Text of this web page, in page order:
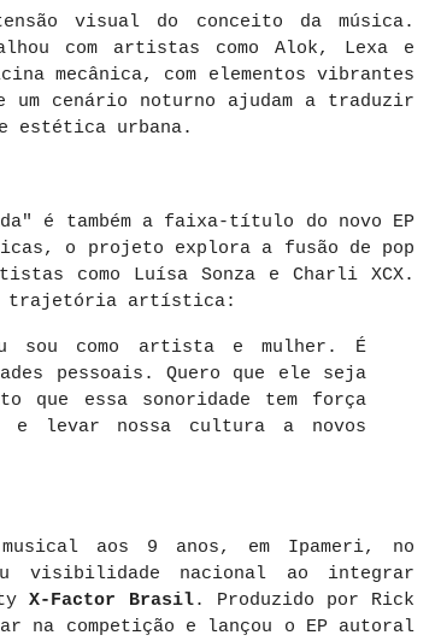
visual do conceito da música.
com artistas como Alok, Lexa e
mecânica, com elementos vibrantes
cenário noturno ajudam a traduzir
estética urbana.
é também a faixa-título do novo EP
o projeto explora a fusão de pop
como Luísa Sonza e Charli XCX.
trajetória artística:
sou como artista e mulher. É
pessoais. Quero que ele seja
que essa sonoridade tem força
e levar nossa cultura a novos
aos 9 anos, em Ipameri, no
visibilidade nacional ao integrar
X-Factor Brasil. Produzido por Rick
na competição e lançou o EP autoral